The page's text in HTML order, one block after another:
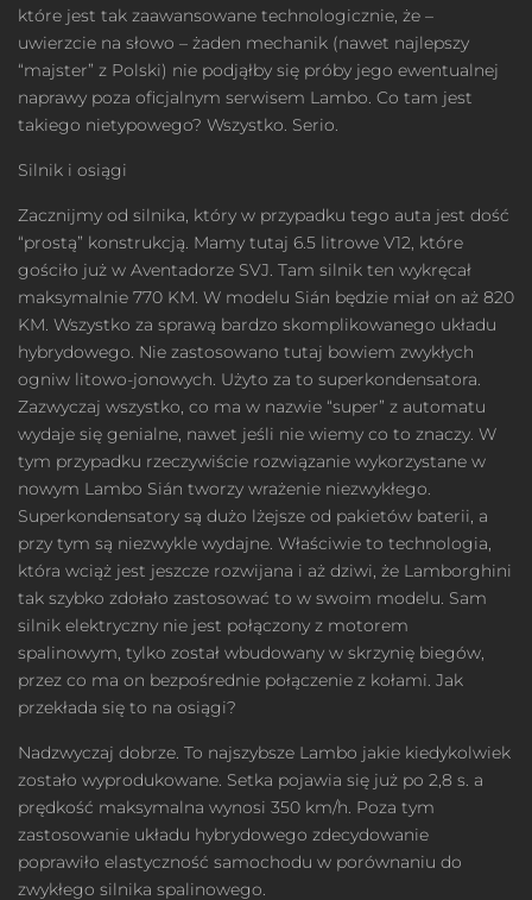
które jest tak zaawansowane technologicznie, że –
uwierzcie na słowo – żaden mechanik (nawet najlepszy
“majster” z Polski) nie podjąłby się próby jego ewentualnej
naprawy poza oficjalnym serwisem Lambo. Co tam jest
takiego nietypowego? Wszystko. Serio.
Silnik i osiągi
Zacznijmy od silnika, który w przypadku tego auta jest dość
“prostą” konstrukcją. Mamy tutaj 6.5 litrowe V12, które
gościło już w Aventadorze SVJ. Tam silnik ten wykręcał
maksymalnie 770 KM. W modelu Sián będzie miał on aż 820
KM. Wszystko za sprawą bardzo skomplikowanego układu
hybrydowego. Nie zastosowano tutaj bowiem zwykłych
ogniw litowo-jonowych. Użyto za to superkondensatora.
Zazwyczaj wszystko, co ma w nazwie “super” z automatu
wydaje się genialne, nawet jeśli nie wiemy co to znaczy. W
tym przypadku rzeczywiście rozwiązanie wykorzystane w
nowym Lambo Sián tworzy wrażenie niezwykłego.
Superkondensatory są dużo lżejsze od pakietów baterii, a
przy tym są niezwykle wydajne. Właściwie to technologia,
która wciąż jest jeszcze rozwijana i aż dziwi, że Lamborghini
tak szybko zdołało zastosować to w swoim modelu. Sam
silnik elektryczny nie jest połączony z motorem
spalinowym, tylko został wbudowany w skrzynię biegów,
przez co ma on bezpośrednie połączenie z kołami. Jak
przekłada się to na osiągi?
Nadzwyczaj dobrze. To najszybsze Lambo jakie kiedykolwiek
zostało wyprodukowane. Setka pojawia się już po 2,8 s. a
prędkość maksymalna wynosi 350 km/h. Poza tym
zastosowanie układu hybrydowego zdecydowanie
poprawiło elastyczność samochodu w porównaniu do
zwykłego silnika spalinowego.